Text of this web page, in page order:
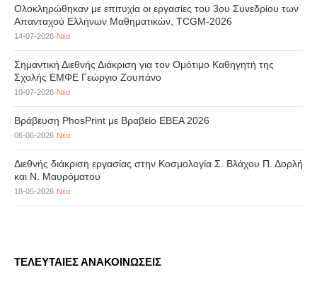
Ολοκληρώθηκαν με επιτυχία οι εργασίες του 3ου Συνεδρίου των
Απανταχού Ελλήνων Μαθηματικών, TCGM-2026
14-07-2026 Νέα
Σημαντική Διεθνής Διάκριση για τον Ομότιμο Καθηγητή της
Σχολής ΕΜΦΕ Γεώργιο Ζουπάνο
10-07-2026 Νέα
Βράβευση PhosPrint με Βραβείο ΕΒΕΑ 2026
06-06-2026 Νέα
Διεθνής διάκριση εργασίας στην Κοσμολογία Σ. Βλάχου Π. Δορλή
και Ν. Μαυρόματου
18-05-2026 Νέα
ΤΕΛΕΥΤΑΙΕΣ ΑΝΑΚΟΙΝΩΣΕΙΣ